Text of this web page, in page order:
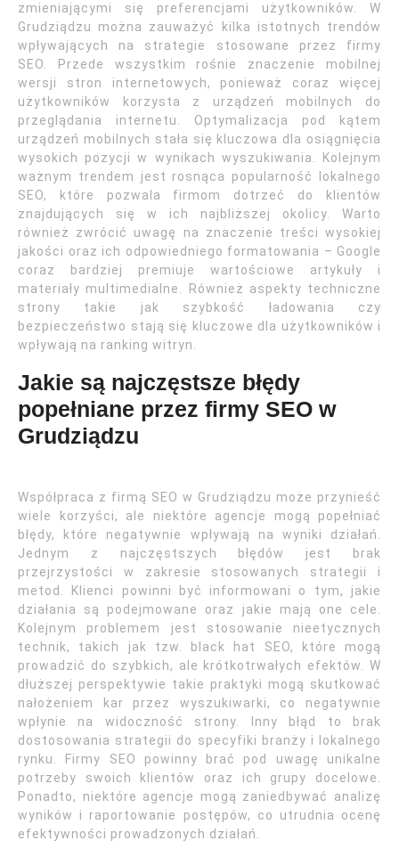
zmieniającymi się preferencjami użytkowników. W
Grudziądzu można zauważyć kilka istotnych trendów
wpływających na strategie stosowane przez firmy
SEO. Przede wszystkim rośnie znaczenie mobilnej
wersji stron internetowych, ponieważ coraz więcej
użytkowników korzysta z urządzeń mobilnych do
przeglądania internetu. Optymalizacja pod kątem
urządzeń mobilnych stała się kluczowa dla osiągnięcia
wysokich pozycji w wynikach wyszukiwania. Kolejnym
ważnym trendem jest rosnąca popularność lokalnego
SEO, które pozwala firmom dotrzeć do klientów
znajdujących się w ich najbliższej okolicy. Warto
również zwrócić uwagę na znaczenie treści wysokiej
jakości oraz ich odpowiedniego formatowania – Google
coraz bardziej premiuje wartościowe artykuły i
materiały multimedialne. Również aspekty techniczne
strony takie jak szybkość ładowania czy
bezpieczeństwo stają się kluczowe dla użytkowników i
wpływają na ranking witryn.
Jakie są najczęstsze błędy
popełniane przez firmy SEO w
Grudziądzu
Współpraca z firmą SEO w Grudziądzu może przynieść
wiele korzyści, ale niektóre agencje mogą popełniać
błędy, które negatywnie wpływają na wyniki działań.
Jednym z najczęstszych błędów jest brak
przejrzystości w zakresie stosowanych strategii i
metod. Klienci powinni być informowani o tym, jakie
działania są podejmowane oraz jakie mają one cele.
Kolejnym problemem jest stosowanie nieetycznych
technik, takich jak tzw. black hat SEO, które mogą
prowadzić do szybkich, ale krótkotrwałych efektów. W
dłuższej perspektywie takie praktyki mogą skutkować
nałożeniem kar przez wyszukiwarki, co negatywnie
wpłynie na widoczność strony. Inny błąd to brak
dostosowania strategii do specyfiki branży i lokalnego
rynku. Firmy SEO powinny brać pod uwagę unikalne
potrzeby swoich klientów oraz ich grupy docelowe.
Ponadto, niektóre agencje mogą zaniedbywać analizę
wyników i raportowanie postępów, co utrudnia ocenę
efektywności prowadzonych działań.